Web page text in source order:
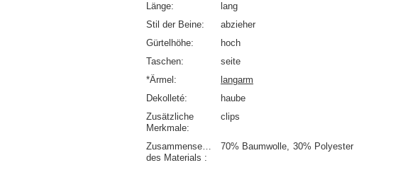
Länge
lang
Stil der Beine
abzieher
Gürtelhöhe
hoch
Taschen
seite
*Ärmel
langarm
Dekolleté
haube
Zusätzliche
Merkmale
clips
Zusammensetzung
des Materials
70% Baumwolle 30% Polyester